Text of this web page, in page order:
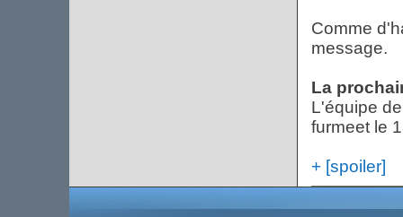
Comme
message.
La
L'équipe
furmeet le
+ [spoiler]